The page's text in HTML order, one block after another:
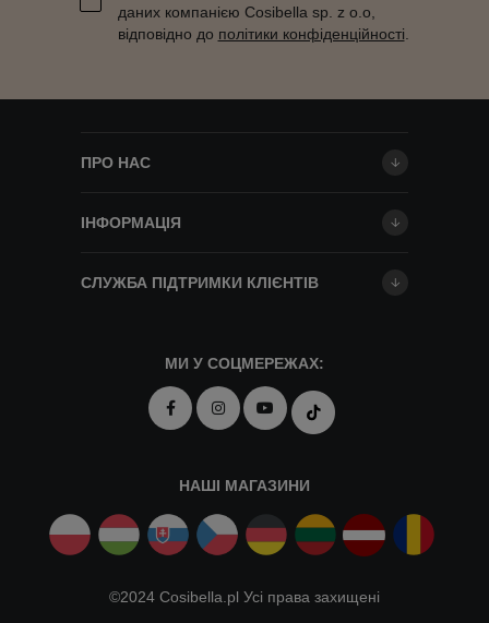
даних компанією Cosibella sp. z o.o,
відповідно до політики конфіденційності
ПРО НАС
ІНФОРМАЦІЯ
СЛУЖБА ПІДТРИМКИ КЛІЄНТІВ
МИ У СОЦМЕРЕЖАХ:
НАШІ МАГАЗИНИ
©2024 Cosibella.pl Усі права захищені